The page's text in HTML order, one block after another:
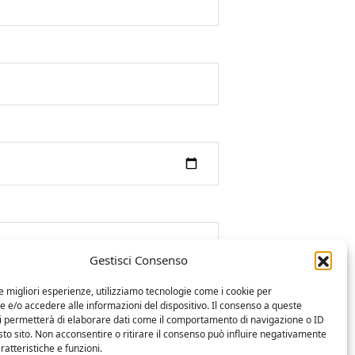
Gestisci Consenso
migliori esperienze, utilizziamo tecnologie come i cookie per
e/o accedere alle informazioni del dispositivo. Il consenso a queste
permetterà di elaborare dati come il comportamento di navigazione o ID
sito. Non acconsentire o ritirare il consenso può influire negativamente
e funzioni.